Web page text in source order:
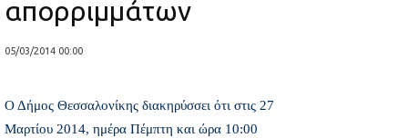
απορριμμάτων
05/03/2014 00:00
Ο Δήμος Θεσσαλονίκης διακηρύσσει ότι στις 27
Μαρτίου 2014, ημέρα Πέμπτη και ώρα 10:00